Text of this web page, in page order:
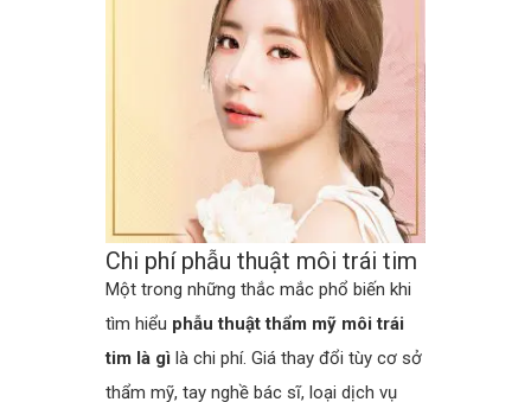
Chi phí phẫu thuật môi trái tim
Một trong những thắc mắc phổ biến khi
tìm hiểu phẫu thuật thẩm mỹ môi trái
tim là gì là chi phí. Giá thay đổi tùy cơ sở
thẩm mỹ, tay nghề bác sĩ, loại dịch vụ